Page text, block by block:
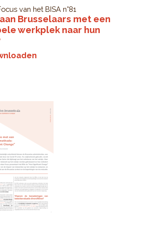
van het BISAn°81
Brusselaars met een
werkplek naar hun